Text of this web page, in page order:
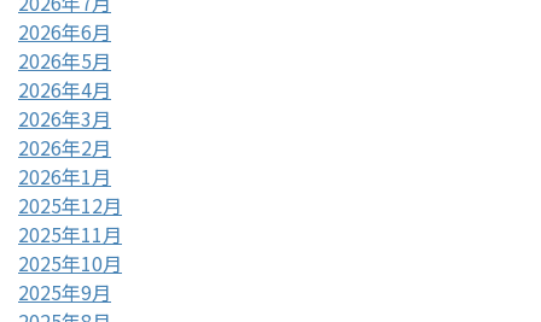
2026年6月
2026年5月
2026年4月
2026年3月
2026年2月
2026年1月
2025年12月
2025年11月
2025年10月
2025年9月